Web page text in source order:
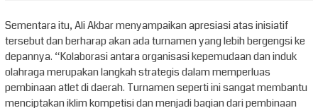
Sementara itu, Ali Akbar menyampaikan apresiasi atas inisiatif
tersebut dan berharap akan ada turnamen yang lebih bergengsi ke
depannya. “Kolaborasi antara organisasi kepemudaan dan induk
olahraga merupakan langkah strategis dalam memperluas
pembinaan atlet di daerah. Turnamen seperti ini sangat membantu
menciptakan iklim kompetisi dan menjadi bagian dari pembinaan